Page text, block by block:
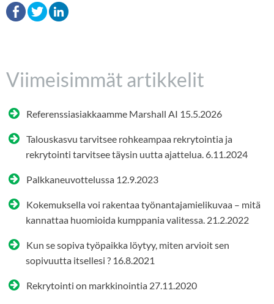
Viimeisimmät artikkelit
Referenssiasiakkaamme Marshall AI 15.5.2026
Talouskasvu tarvitsee rohkeampaa rekrytointia ja
rekrytointi tarvitsee täysin uutta ajattelua. 6.11.2024
Palkkaneuvottelussa 12.9.2023
Kokemuksella voi rakentaa työnantajamielikuvaa – mitä
kannattaa huomioida kumppania valitessa. 21.2.2022
Kun se sopiva työpaikka löytyy, miten arvioit sen
sopivuutta itsellesi ? 16.8.2021
Rekrytointi on markkinointia 27.11.2020